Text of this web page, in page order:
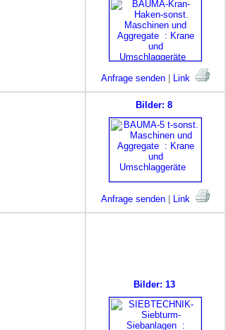
Anfrage senden Link
Bilder: 8
Anfrage senden Link
Bilder: 13